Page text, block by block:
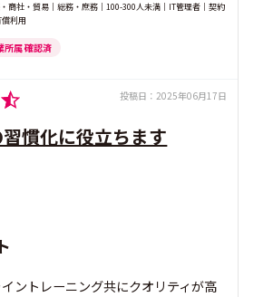
商社・貿易｜総務・庶務｜100-300人未満｜IT管理者｜契約
利用
所属 確認済
投稿日： 2025年06月17日
慣化に役立ちます
ントレーニング共にクオリティが高